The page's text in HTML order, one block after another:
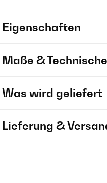
Eigenschaften
Maße &
Was wird geliefert
Lieferung &